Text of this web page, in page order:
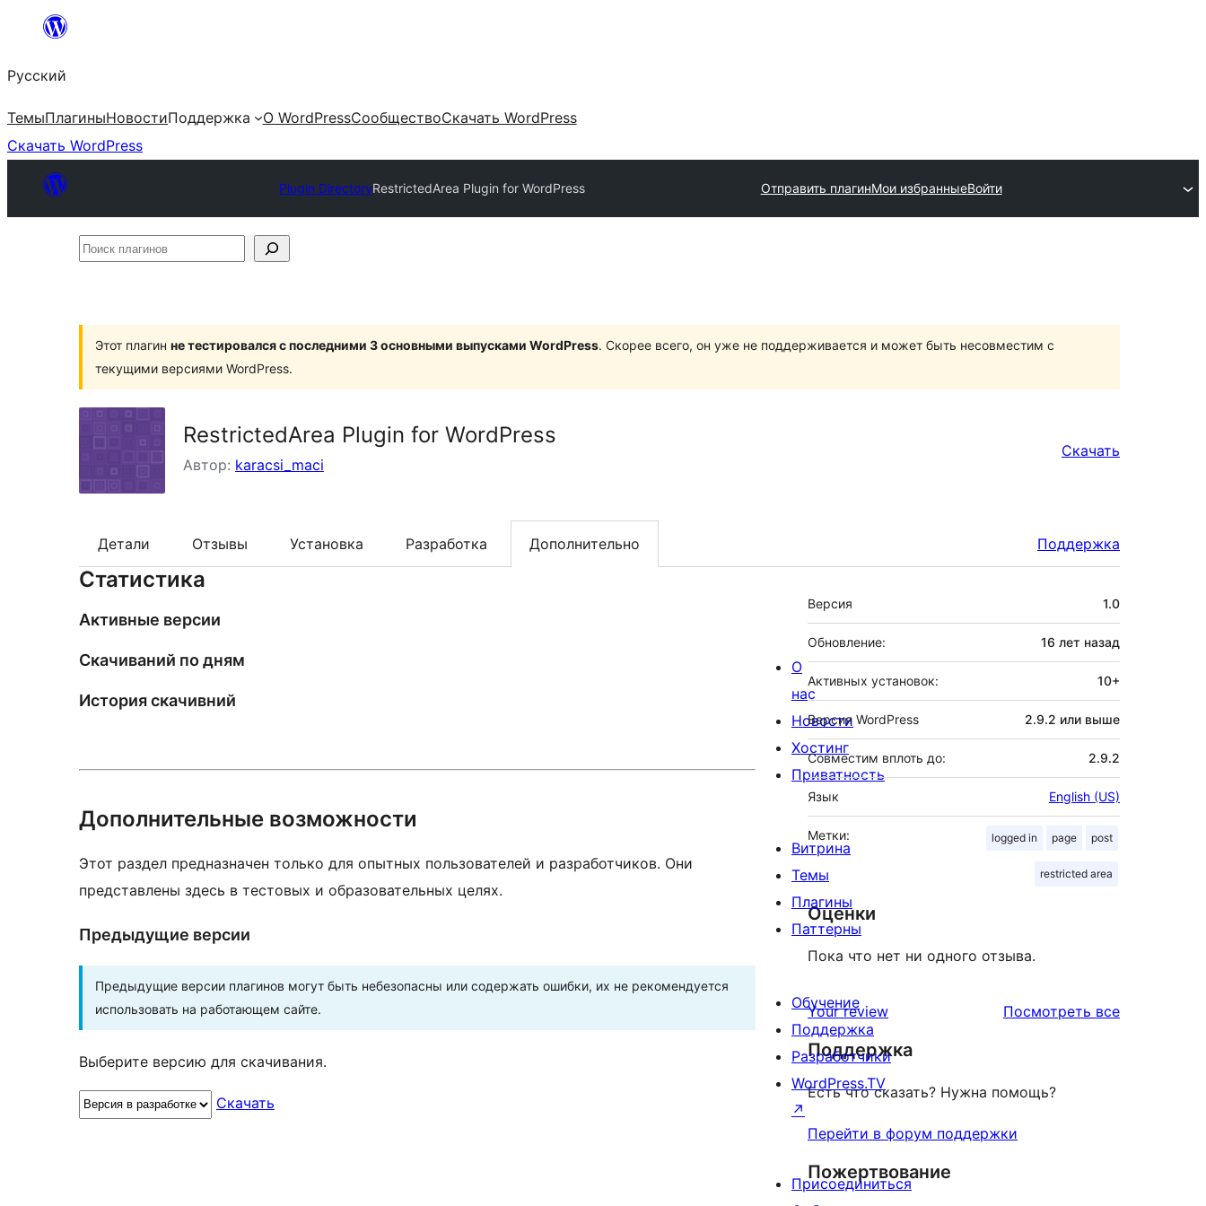
Перейти
содержимому
Русский
ТемыПлагиныНовостиПоддержка О WordPressСообществоСкачать WordPress
Скачать WordPress
Plugin DirectoryRestrictedArea Plugin for WordPress Отправить плагинМои избранныеВойти
Поиск
Этот плагин не тестировался с последними 3 основными выпусками WordPress. Скорее всего, он уже не поддерживается и может быть несовместим с
текущими версиями WordPress.
RestrictedArea Plugin for WordPress
Автор: karacsi_maci
Скачать
Детали Отзывы Установка Разработка Дополнительно Поддержка
Статистика
Активные версии
Скачиваний по дням
История скачивний
Дополнительные возможности
Этот раздел предназначен только для опытных пользователей и разработчиков. Они
представлены здесь в тестовых и образовательных целях.
Предыдущие версии
Предыдущие версии плагинов могут быть небезопасны или содержать ошибки, их не рекомендуется
использовать на работающем сайте.
Выберите версию для скачивания.
Скачать
Мета
Версия 1.0
Обновление: 16 лет назад
Активных установок: 10+
Версия WordPress 2.9.2 или выше
Совместим вплоть до: 2.9.2
Язык English (US)
Метки: logged in page post
restricted area
Оценки
Пока что нет ни одного отзыва.
Your review Посмотреть всеотзывы
Поддержка
Есть что сказать? Нужна помощь?
Перейти в форум поддержки
Пожертвование
О
нас
Новости
Хостинг
Приватность
Витрина
Темы
Плагины
Паттерны
Обучение
Поддержка
Разработчики
WordPress.TV
↗
Присоединиться